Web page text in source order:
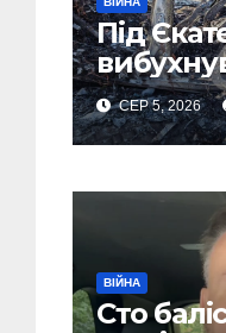
Під
голови
“Упир”
СЕР 5, 2026
ВІЙНА
Сто